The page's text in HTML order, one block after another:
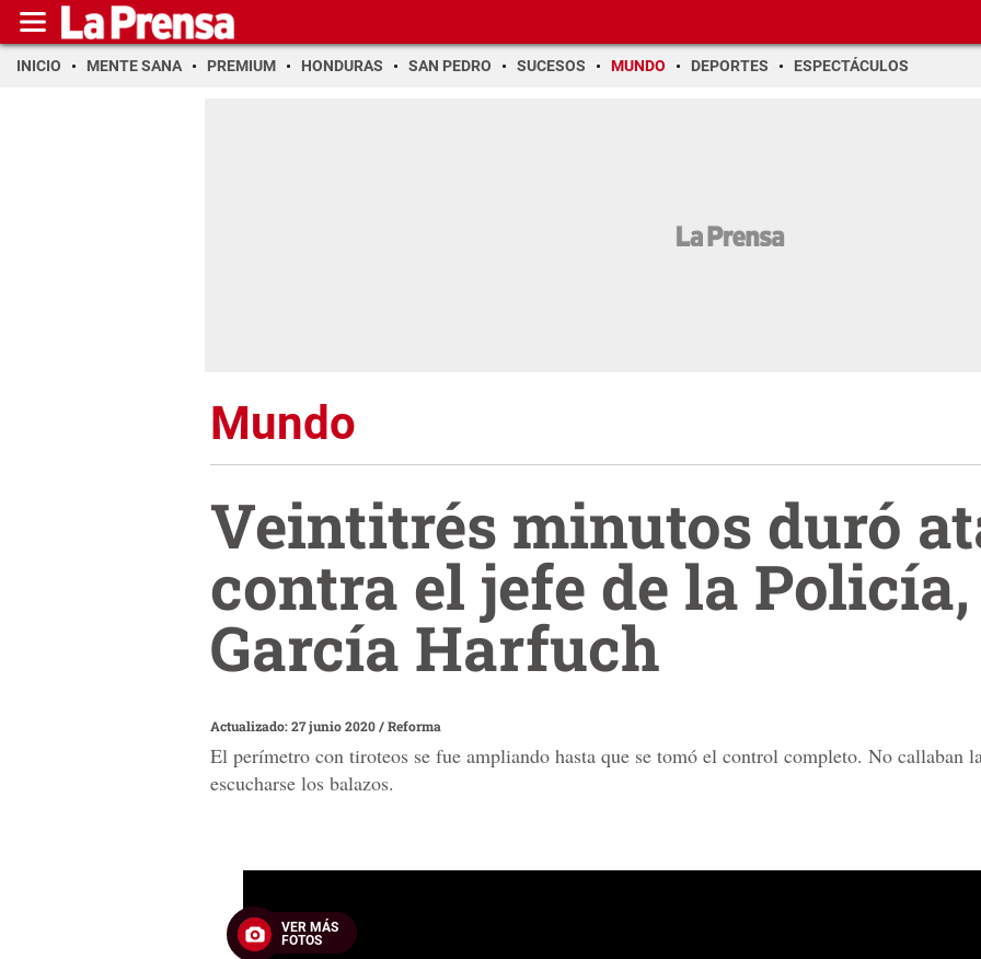
INICIO MENTE SANA PREMIUM HONDURAS SAN PEDRO SUCESOS MUNDO DEPORTES ESPECTÁCULOS
Mundo
Veintitrés minutos duró
contra el jefe de la
García Harfuch
Actualizado: 27 junio 2020/Reforma
El perímetro con tiroteos se fue ampliando hasta que se tomó el control completo. No callaban
escucharse los balazos.
VER MÁS
FOTOS
of
56
secondsVolume